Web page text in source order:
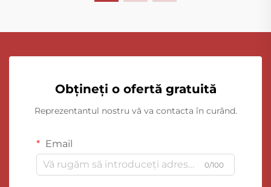
Obțineți o ofertă gratuită
Reprezentantul nostru vă va contacta în curând.
Email
0/100